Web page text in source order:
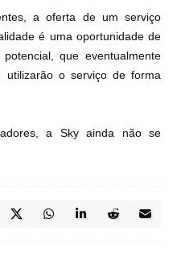
a oferta de um serviço
é uma oportunidade de
que eventualmente
utilizarão o serviço de forma
a Sky ainda não se